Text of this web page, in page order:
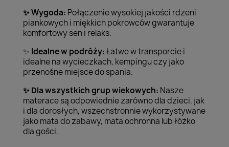
✨Wygoda: Połączenie wysokiej jakości rdzeni
piankowych i miękkich pokrowców gwarantuje
komfortowy sen i relaks.
✨ Idealne w podróży:Łatwe w transporcie i
idealne na wycieczkach, kempingu czy jako
przenośne miejsce do spania.
✨ Dla wszystkich grup wiekowych: Nasze
materace są odpowiednie zarówno dla dzieci, jak
i dla dorosłych, wszechstronnie wykorzystywane
jako mata do zabawy, mata ochronna lub łóżko
dla gości.